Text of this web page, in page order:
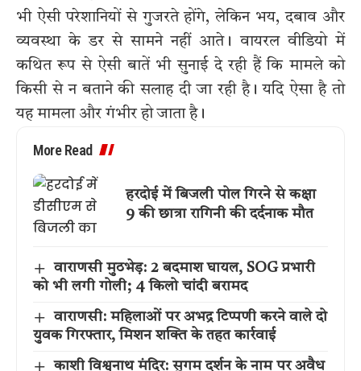
भी ऐसी परेशानियों से गुजरते होंगे, लेकिन भय, दबाव और
व्यवस्था के डर से सामने नहीं आते। वायरल वीडियो में
कथित रूप से ऐसी बातें भी सुनाई दे रही हैं कि मामले को
किसी से न बताने की सलाह दी जा रही है। यदि ऐसा है तो
यह मामला और गंभीर हो जाता है।
More Read
हरदोई में बिजली पोल गिरने से कक्षा
9 की छात्रा रागिनी की दर्दनाक मौत
वाराणसी मुठभेड़: 2 बदमाश घायल, SOG प्रभारी
को भी लगी गोली; 4 किलो चांदी बरामद
वाराणसी: महिलाओं पर अभद्र टिप्पणी करने वाले दो
युवक गिरफ्तार, मिशन शक्ति के तहत कार्रवाई
काशी विश्वनाथ मंदिर: सुगम दर्शन के नाम पर अवैध